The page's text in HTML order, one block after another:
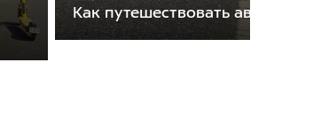
Как путешествовать автостопом